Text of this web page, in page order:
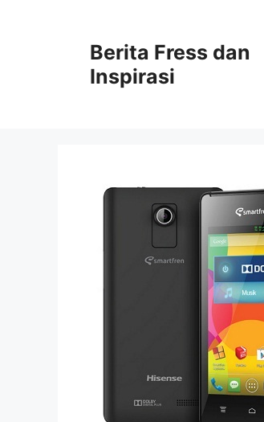
Berita Fress dan
Inspirasi